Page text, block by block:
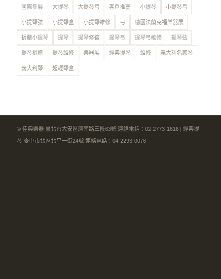
國際參展 大提琴 大提琴弓 客戶推薦 小提琴 小提琴弓
小提琴弦 小提琴盒 小提琴維修 弓 德國法蘭克福樂器展
捐贈小提琴 提琴 提琴修復 提琴弓 提琴弓維修 提琴弦
提琴捐贈 提琴維修 樂器展 經典提琴 維修 義大利名家琴
義大利琴 超輕琴盒
© 佳典樂器 臺北市大安區濟南路三段63號 連絡電話：02-2773-1616 | 經典提
琴 臺中市北區北平一街24號 連絡電話：04-2293-0076